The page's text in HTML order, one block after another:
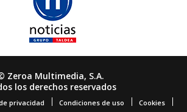
Zeroa Multimedia, S.A.
los derechos reservados
privacidad Condiciones de uso Cookies